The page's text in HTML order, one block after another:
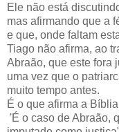
Ele não está
mas afirmando que a
e que, onde faltam
Tiago não afirma, ao
Abraão, que este fora
uma vez que o
muito tempo antes.
É o que afirma a
'É o caso de Abraão,